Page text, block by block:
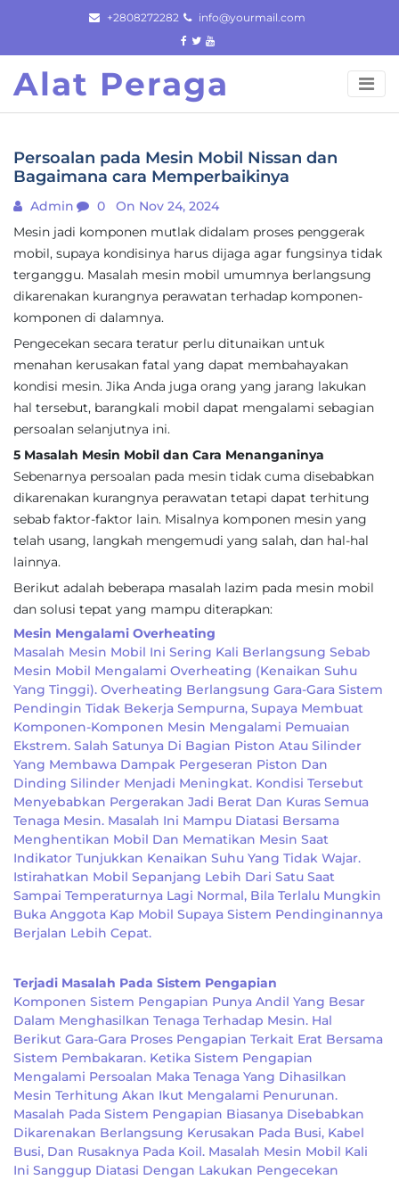
content
+2808272282 info@yourmail.com
Alat Peraga
Persoalan pada Mesin Mobil Nissan dan
Bagaimana cara Memperbaikinya
Admin 0
On Nov 24, 2024
Mesin jadi komponen mutlak didalam proses penggerak
mobil, supaya kondisinya harus dijaga agar fungsinya tidak
terganggu. Masalah mesin mobil umumnya berlangsung
dikarenakan kurangnya perawatan terhadap komponen-
komponen di dalamnya.
Pengecekan secara teratur perlu ditunaikan untuk
menahan kerusakan fatal yang dapat membahayakan
kondisi mesin. Jika Anda juga orang yang jarang lakukan
hal tersebut, barangkali mobil dapat mengalami sebagian
persoalan selanjutnya ini.
5 Masalah Mesin Mobil dan Cara Menanganinya
Sebenarnya persoalan pada mesin tidak cuma disebabkan
dikarenakan kurangnya perawatan tetapi dapat terhitung
sebab faktor-faktor lain. Misalnya komponen mesin yang
telah usang, langkah mengemudi yang salah, dan hal-hal
lainnya.
Berikut adalah beberapa masalah lazim pada mesin mobil
dan solusi tepat yang mampu diterapkan:
Mesin Mengalami Overheating
Masalah Mesin Mobil Ini Sering Kali Berlangsung Sebab
Mesin Mobil Mengalami Overheating (kenaikan Suhu
Yang Tinggi). Overheating Berlangsung Gara-Gara Sistem
Pendingin Tidak Bekerja Sempurna, Supaya Membuat
Komponen-Komponen Mesin Mengalami Pemuaian
Ekstrem. Salah Satunya Di Bagian Piston Atau Silinder
Yang Membawa Dampak Pergeseran Piston Dan
Dinding Silinder Menjadi Meningkat. Kondisi Tersebut
Menyebabkan Pergerakan Jadi Berat Dan Kuras Semua
Tenaga Mesin. Masalah Ini Mampu Diatasi Bersama
Menghentikan Mobil Dan Mematikan Mesin Saat
Indikator Tunjukkan Kenaikan Suhu Yang Tidak Wajar.
Istirahatkan Mobil Sepanjang Lebih Dari Satu Saat
Sampai Temperaturnya Lagi Normal, Bila Terlalu Mungkin
Buka Anggota Kap Mobil Supaya Sistem Pendinginannya
Berjalan Lebih Cepat.
Terjadi Masalah Pada Sistem Pengapian
Komponen Sistem Pengapian Punya Andil Yang Besar
Dalam Menghasilkan Tenaga Terhadap Mesin. Hal
Berikut Gara-Gara Proses Pengapian Terkait Erat Bersama
Sistem Pembakaran. Ketika Sistem Pengapian
Mengalami Persoalan Maka Tenaga Yang Dihasilkan
Mesin Terhitung Akan Ikut Mengalami Penurunan.
Masalah Pada Sistem Pengapian Biasanya Disebabkan
Dikarenakan Berlangsung Kerusakan Pada Busi, Kabel
Busi, Dan Rusaknya Pada Koil. Masalah Mesin Mobil Kali
Ini Sanggup Diatasi Dengan Lakukan Pengecekan